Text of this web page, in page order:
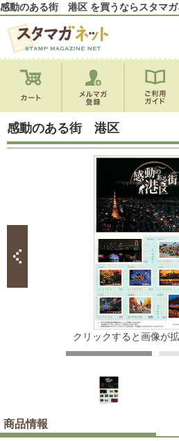
感動のある街 港区 を買うならスタマガ
感動のある街 港区
クリックすると画像が
商品情報